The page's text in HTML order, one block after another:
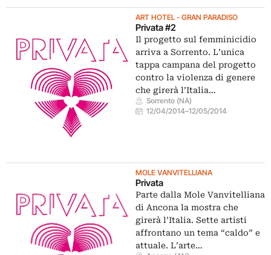
ART HOTEL - GRAN PARADISO
Privata #2
Il progetto sul femminicidio
arriva a Sorrento. L’unica
tappa campana del progetto
contro la violenza di genere
che girerà l’Italia…
Sorrento (NA)
12/04/2014–12/05/2014
MOLE VANVITELLIANA
Privata
Parte dalla Mole Vanvitelliana
di Ancona la mostra che
girerà l’Italia. Sette artisti
affrontano un tema “caldo” e
attuale. L’arte…